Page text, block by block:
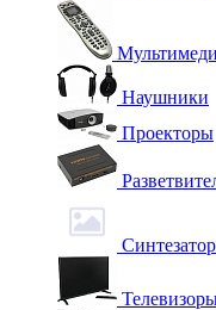
Наушники
Проекторы